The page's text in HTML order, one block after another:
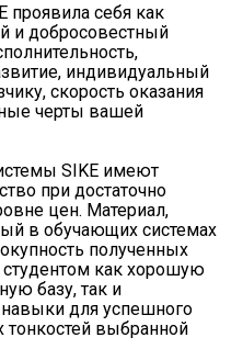
проявила себя как
и добросовестный
индивидуальный
скорость оказания
черты вашей
SIKE имеют
при достаточно
цен. Материал,
в обучающих системах
полученных
как хорошую
базу, так и
навыки для успешного
тонкостей выбранной